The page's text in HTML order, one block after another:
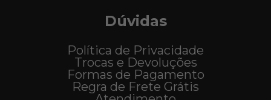
Dúvidas
Política de Privacidade
Trocas e Devoluções
Formas de Pagamento
Regra de Frete Grátis